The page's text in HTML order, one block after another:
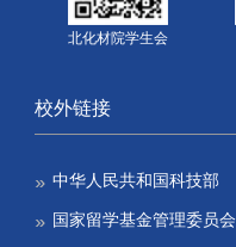
北化材院学生会
校外链接
中华人民共和国科技部
国家留学基金管理委员会